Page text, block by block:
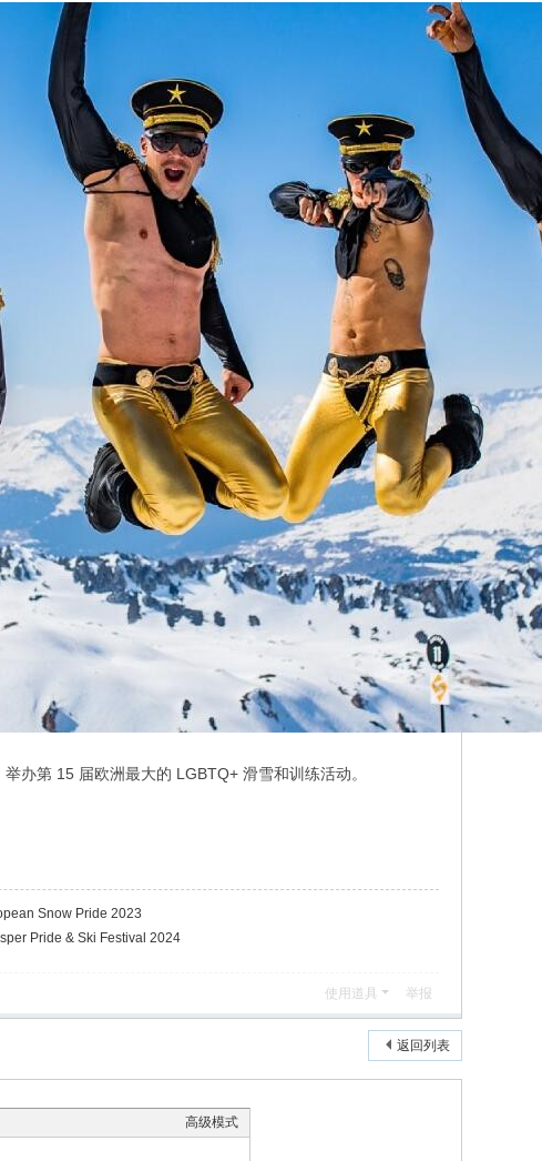
办第 15 届欧洲最大的 LGBTQ+ 滑雪和训练活动。
Snow Pride 2023
Pride & Ski Festival 2024
使用道具 举报
返回列表
高级模式